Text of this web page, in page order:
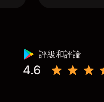
評級和評論
4.6